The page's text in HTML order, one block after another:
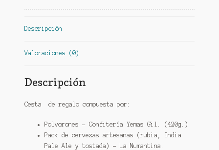
Descripción
Valoraciones (0)
Descripción
Cesta de regalo compuesta por:
Polvorones – Confitería Yemas Gil. (420g.)
Pack de cervezas artesanas (rubia, India
Pale Ale y tostada) – La Numantina.